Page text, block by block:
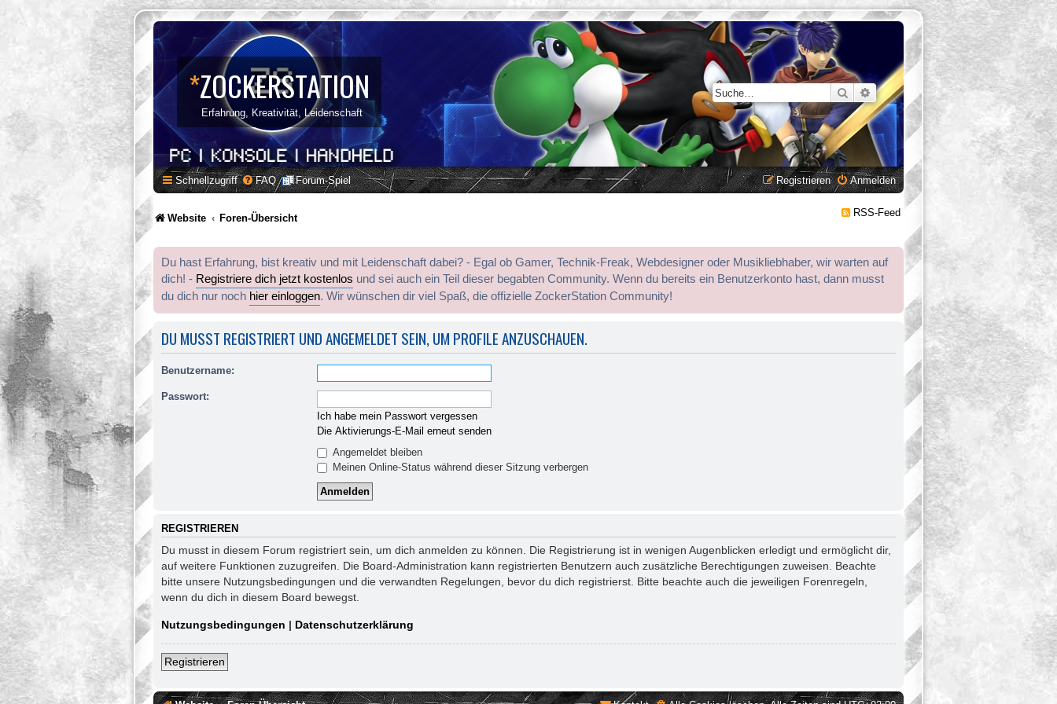
*ZOCKERSTATION
Erfahrung, Kreativität, Leidenschaft
SucheErweiterte Suche
Schnellzugriff FAQ Forum-Spiel Anmelden
Registrieren
Website Foren-Übersicht RSS-Feed
Du hast Erfahrung, bist kreativ und mit Leidenschaft dabei? - Egal ob Gamer, Technik-Freak, Webdesigner oder Musikliebhaber, wir warten auf
dich! - Registriere dich jetzt kostenlos und sei auch ein Teil dieser begabten Community. Wenn du bereits ein Benutzerkonto hast, dann musst
du dich nur noch hier einloggen. Wir wünschen dir viel Spaß, die offizielle ZockerStation Community!
DU MUSST REGISTRIERT UND ANGEMELDET SEIN, UM PROFILE ANZUSCHAUEN.
Benutzername:
Passwort:
Ich habe mein Passwort vergessen
Die Aktivierungs-E-Mail erneut senden
Angemeldet bleiben
Meinen Online-Status während dieser Sitzung verbergen
REGISTRIEREN
Du musst in diesem Forum registriert sein, um dich anmelden zu können. Die Registrierung ist in wenigen Augenblicken erledigt und ermöglicht dir,
auf weitere Funktionen zuzugreifen. Die Board-Administration kann registrierten Benutzern auch zusätzliche Berechtigungen zuweisen. Beachte
bitte unsere Nutzungsbedingungen und die verwandten Regelungen, bevor du dich registrierst. Bitte beachte auch die jeweiligen Forenregeln,
wenn du dich in diesem Board bewegst.
Nutzungsbedingungen | Datenschutzerklärung
Registrieren